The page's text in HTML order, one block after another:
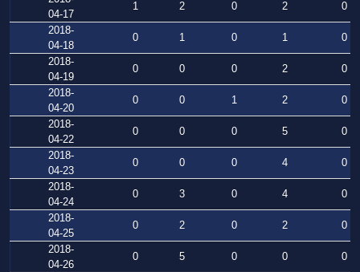
04-17
1 2 0 2
0
2018-
04-18
0 1 0 1
0
2018-
04-19
0 0 0 2
0
2018-
04-20
0 0 1 2
0
2018-
04-22
0 0 0 5
0
2018-
04-23
0 0 0 4
0
2018-
04-24
0 3 0 4
0
2018-
04-25
0 2 0 2
0
2018-
04-26
0 5 0 0
0